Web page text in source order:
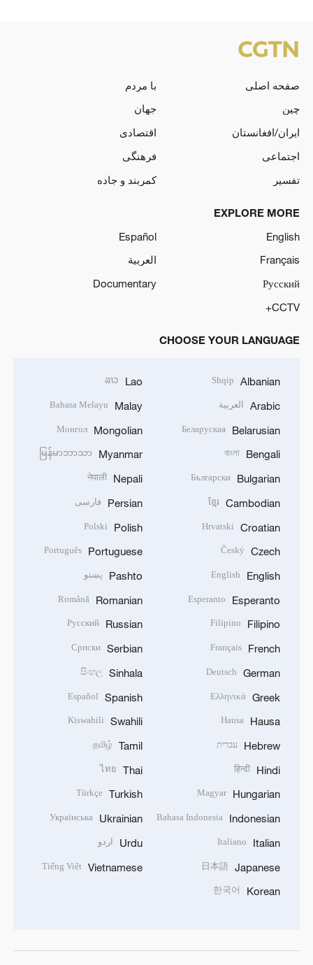
صفحه اصلی
با مردم
چین
جهان
ایران/افغانستان
اقتصادی
اجتماعی
فرهنگی
تفسیر
کمربند و جاده
EXPLORE MORE
English
Español
Français
العربية
Русский
Documentary
CCTV+
CHOOSE YOUR LANGUAGE
Albanian
Shqip
Arabic العربية
Belarusian
Беларуская
Bengali
বাংলা
Bulgarian
Български
Cambodian
ខ្មែរ
Croatian
Hrvatski
Czech
Český
English
English
Esperanto
Esperanto
Filipino
Filipino
French
Français
German
Deutsch
Greek
Ελληνικά
Hausa
Hausa
Hebrew עברית
Hindi
हिन्दी
Hungarian
Magyar
Indonesian
Bahasa Indonesia
Italian
Italiano
Japanese
日本語
Korean
한국어
Lao
ລາວ
Malay
Bahasa Melayu
Mongolian
Монгол
Myanmar
မြန်မာဘာသာ
Nepali
नेपाली
Persian فارسی
Polish
Polski
Portuguese
Português
Pashto پښتو
Romanian
Română
Russian
Русский
Serbian
Српски
Sinhala
සිංහල
Spanish
Español
Swahili
Kiswahili
Tamil
தமிழ்
Thai
ไทย
Turkish
Türkçe
Ukrainian
Українська
Urdu اردو
Vietnamese
Tiếng Việt